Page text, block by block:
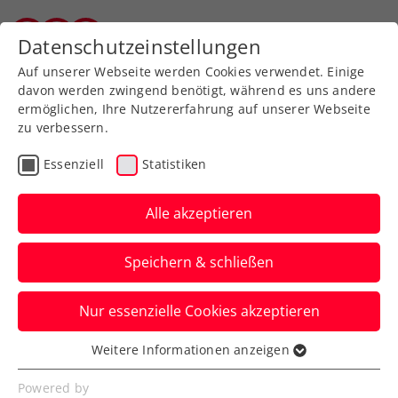
Zurück zur Newsübersicht
Turniere
Australisches Déjà-vu für
Schwärzler bei US Open
in New York
Der ÖTV-Youngster ist im Jugendbewerb
in Flushing Meadows nur im Doppel noch
im Rennen.
Verfasst von: Manuel Wachta, 05.09.2023
Datenschutzeinstellungen
Auf unserer Webseite werden Cookies verwendet. Einige
davon werden zwingend benötigt, während es uns andere
ermöglichen, Ihre Nutzererfahrung auf unserer Webseite
zu verbessern.
Essenziell Statistiken
Alle akzeptieren
Speichern & schließen
Nur essenzielle Cookies akzeptieren
Essenziell
Essenzielle Cookies werden für grundlegende
Weitere Informationen anzeigen
Powered by